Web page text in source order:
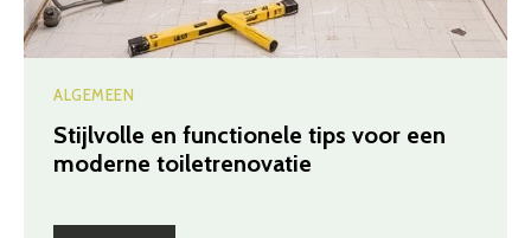
ALGEMEEN
Stijlvolle en functionele tips voor een
moderne toiletrenovatie